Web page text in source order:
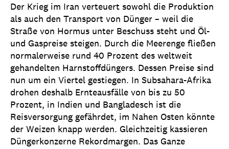
Der Krieg im Iran verteuert sowohl die Produktion
als auch den Transport von Dünger – weil die
Straße von Hormus unter Beschuss steht und Öl-
und Gaspreise steigen. Durch die Meerenge fließen
normalerweise rund 40 Prozent des weltweit
gehandelten Harnstoffdüngers. Dessen Preise sind
nun um ein Viertel gestiegen. In Subsahara-Afrika
drohen deshalb Ernteausfälle von bis zu 50
Prozent, in Indien und Bangladesch ist die
Reisversorgung gefährdet, im Nahen Osten könnte
der Weizen knapp werden. Gleichzeitig kassieren
Düngerkonzerne Rekordmargen. Das Ganze